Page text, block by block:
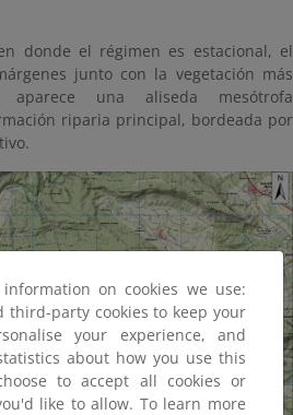
donde el régimen es estacional, el
junto con la vegetación más
una aliseda mesótrofa
riparia principal, bordeada por
on cookies we use:
third-party cookies to keep your
your experience, and
about how you use this
to accept all cookies or
like to allow. To learn more